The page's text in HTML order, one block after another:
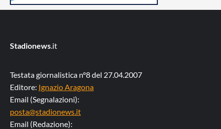
Stadionews.it
Testata giornalistica n°8 del 27.04.2007
Editore: Ignazio Aragona
Email (Segnalazioni):
posta@stadionews.it
Email (Redazione):